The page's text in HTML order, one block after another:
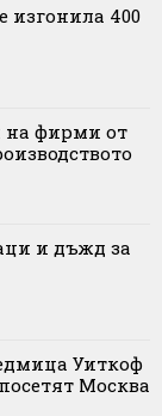
изгонила 400
на фирми от
и дъжд за
Уиткоф
Москва